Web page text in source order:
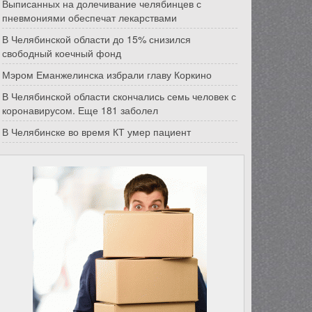
Выписанных на долечивание челябинцев с
пневмониями обеспечат лекарствами
В Челябинской области до 15% снизился
свободный коечный фонд
Мэром Еманжелинска избрали главу Коркино
В Челябинской области скончались семь человек с
коронавирусом. Еще 181 заболел
В Челябинске во время КТ умер пациент